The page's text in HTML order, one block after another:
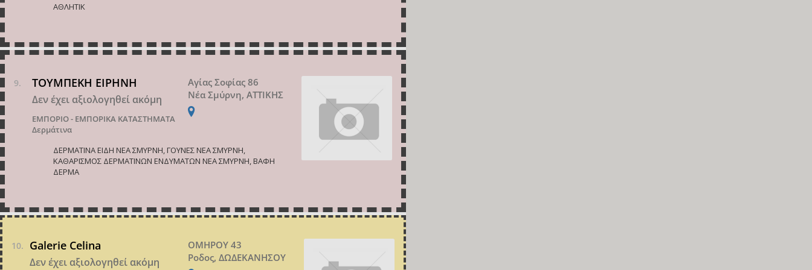
ΑΘΛΗΤΙΚ
ΤΟΥΜΠΕΚΗ ΕΙΡΗΝΗ
Δεν έχει αξιολογηθεί ακόμη
ΕΜΠΟΡΙΟ - ΕΜΠΟΡΙΚΑ ΚΑΤΑΣΤΗΜΑΤΑ
Δερμάτινα
Αγίας Σοφίας 86
Νέα Σμύρνη, ΑΤΤΙΚΗΣ
ΔΕΡΜΑΤΙΝΑ ΕΙΔΗ ΝΕΑ ΣΜΥΡΝΗ, ΓΟΥΝΕΣ ΝΕΑ ΣΜΥΡΝΗ,
ΚΑΘΑΡΙΣΜΟΣ ΔΕΡΜΑΤΙΝΩΝ ΕΝΔΥΜΑΤΩΝ ΝΕΑ ΣΜΥΡΝΗ, ΒΑΦΗ
ΔΕΡΜΑ
Galerie Celina
Δεν έχει αξιολογηθεί ακόμη
ΟΜΗΡΟΥ 43
Ροδος, ΔΩΔΕΚΑΝΗΣΟΥ